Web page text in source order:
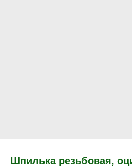
Шпилька резьбовая,